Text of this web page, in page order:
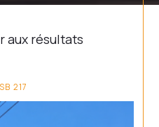
aux résultats
217